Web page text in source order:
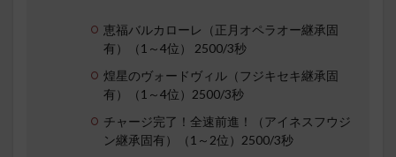
恵福バルカローレ（正月オペラオー継承固
有）（1～4位） 2500/3秒
煌星のヴォードヴィル（フジキセキ継承固
有）（1～4位）2500/3秒
チャージ完了！全速前進！（アイネスフウジ
ン継承固有）（1～2位）2500/3秒